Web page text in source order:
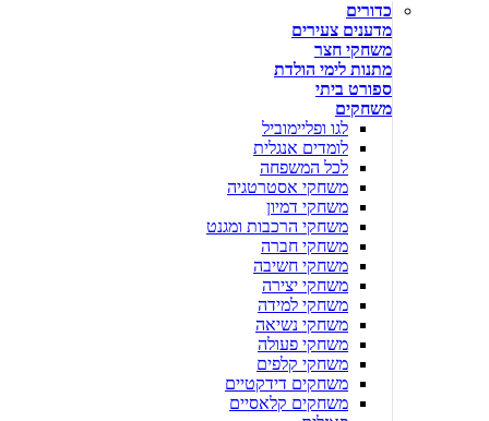
כדורים
מדענים צעירים
משחקי חצר
מתנות לימי הולדת
ספורט ביתי
משחקים
לגו ופליימוביל
לומדים אנגלית
לכל המשפחה
משחקי אסטרטגיה
משחקי דמיון
משחקי הרכבות ומגנט
משחקי חברה
משחקי חשיבה
משחקי יצירה
משחקי למידה
משחקי נשיאה
משחקי פעולה
משחקי קלפים
משחקים דידקטיים
משחקים קלאסיים